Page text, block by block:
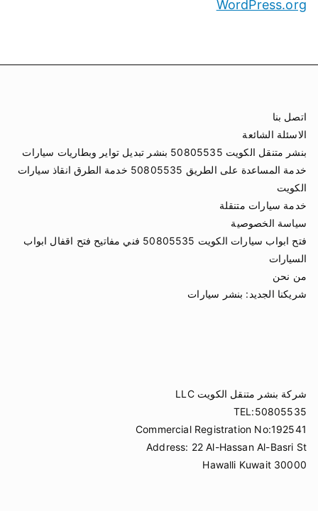
WordPress.org
اتصل بنا
الاسئلة الشائعة
بنشر متنقل الكويت 50805535 بنشر تبديل تواير وبطاريات سيارات
خدمة المساعدة على الطريق 50805535 خدمة الطرق انقاذ سيارات
الكويت
خدمة سيارات متنقلة
سياسة الخصوصية
فتح ابواب سيارات الكويت 50805535 فني مفاتيح فتح اقفال ابواب
السيارات
من نحن
شريكنا الجديد: بنشر سيارات
شركة بنشر متنقل الكويت LLC
TEL:50805535
Commercial Registration No:192541
Address: 22 Al-Hassan Al-Basri St
Hawalli Kuwait 30000